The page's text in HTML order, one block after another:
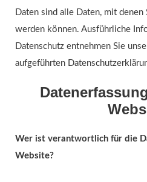
Daten sind alle Daten, mit
werden können. Ausführliche
Datenschutz entnehmen Sie
aufgeführten
Wer ist verantwortlich für die
Website?